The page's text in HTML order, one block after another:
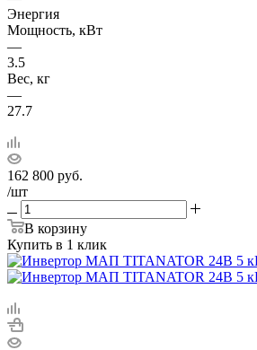
Энергия
Мощность, кВт
—
3.5
Вес, кг
—
27.7
162 800 руб.
/шт
В корзину
Купить в 1 клик